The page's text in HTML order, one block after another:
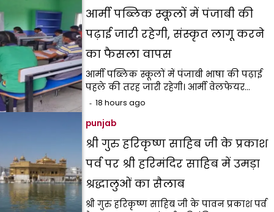
आर्मी पब्लिक स्कूलों में पंजाबी की
पढ़ाई जारी रहेगी, संस्कृत लागू करने
का फैसला वापस
आर्मी पब्लिक स्कूलों में पंजाबी भाषा की पढ़ाई
पहले की तरह जारी रहेगी। आर्मी वेलफेयर…
18 hours ago
punjab
श्री गुरु हरिकृष्ण साहिब जी के प्रकाश
पर्व पर श्री हरिमंदिर साहिब में उमड़ा
श्रद्धालुओं का सैलाब
श्री गुरु हरिकृष्ण साहिब जी के पावन प्रकाश पर्व